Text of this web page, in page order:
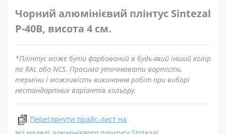
Чорний алюмінієвий плінтус Sintezal
P-40B, висота 4 см.
*Плінтус може бути фарбований в будь-який інший колір
по RAL або NCS. Просимо уточнювати вартість,
терміни і можливість виконання робіт при виборі
нестандартних варіантів кольору.
Переглянути прайс-лист на